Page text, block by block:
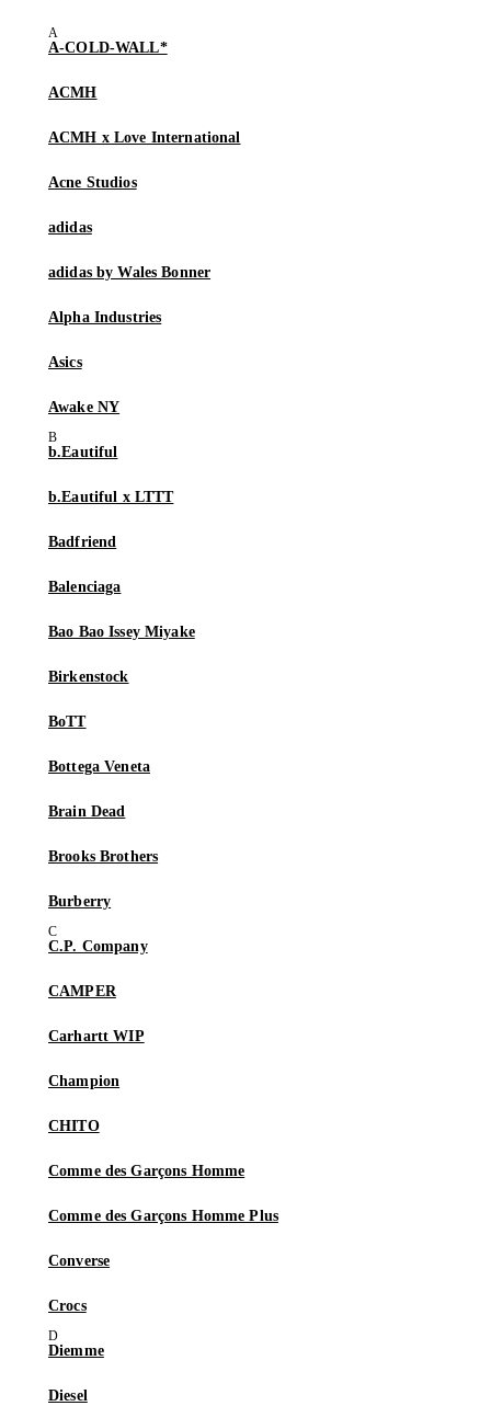
A-COLD-WALL*
ACMH
ACMH x Love International
Acne Studios
adidas
adidas by Wales Bonner
Alpha Industries
Asics
Awake NY
b.Eautiful
b.Eautiful x LTTT
Badfriend
Balenciaga
Bao Bao Issey Miyake
Birkenstock
BoTT
Bottega Veneta
Brain Dead
Brooks Brothers
Burberry
C.P. Company
CAMPER
Carhartt WIP
Champion
CHITO
Comme des Garçons Homme
Comme des Garçons Homme Plus
Converse
Crocs
Diemme
Diesel